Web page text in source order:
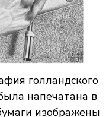
голландского
напечатана в
изображены